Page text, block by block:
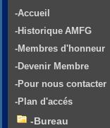
-Accueil
-Historique AMFG
-Membres d'honneur
-Devenir Membre
-Pour nous contacter
-Plan d'accés
-Bureau